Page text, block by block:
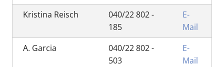
Kristina Reisch
040/22 802 -
185
E-
Mail
A. Garcia
040/22 802 -
503
E-
Mail